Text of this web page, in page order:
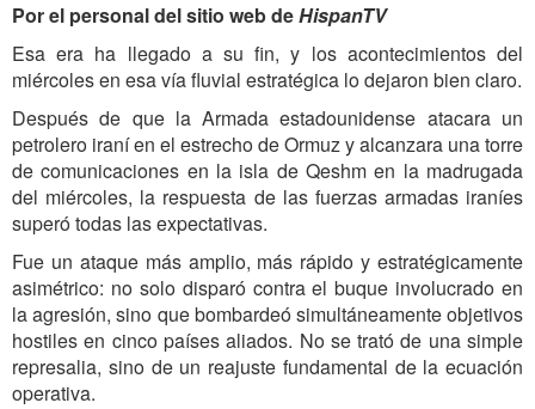
Por el personal del sitio web deHispanTV
Esa era ha llegado a su fin, y los acontecimientos del
miércoles en esa vía fluvial estratégica lo dejaron bien claro.
Después de que la Armada estadounidense atacara un
petrolero iraní en el estrecho de Ormuz y alcanzara una torre
de comunicaciones en la isla de Qeshm en la madrugada
del miércoles, la respuesta de las fuerzas armadas iraníes
superó todas las expectativas.
Fue un ataque más amplio, más rápido y estratégicamente
asimétrico: no solo disparó contra el buque involucrado en
la agresión, sino que bombardeó simultáneamente objetivos
hostiles en cinco países aliados. No se trató de una simple
represalia, sino de un reajuste fundamental de la ecuación
operativa.